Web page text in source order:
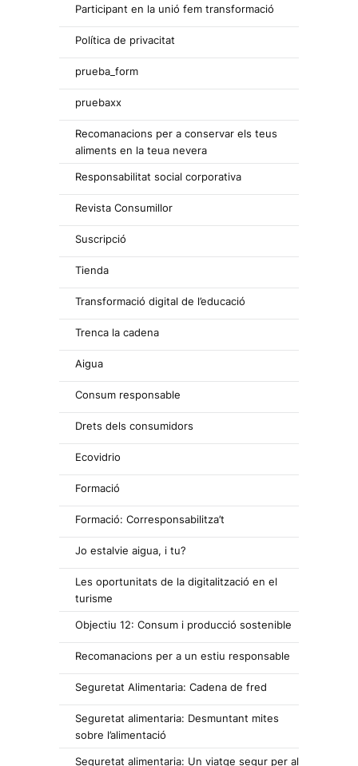
Participant en la unió fem transformació
Política de privacitat
prueba_form
pruebaxx
Recomanacions per a conservar els teus
aliments en la teua nevera
Responsabilitat social corporativa
Revista Consumillor
Suscripció
Tienda
Transformació digital de l’educació
Trenca la cadena
Aigua
Consum responsable
Drets dels consumidors
Ecovidrio
Formació
Formació: Corresponsabilitza’t
Jo estalvie aigua, i tu?
Les oportunitats de la digitalització en el
turisme
Objectiu 12: Consum i producció sostenible
Recomanacions per a un estiu responsable
Seguretat Alimentaria: Cadena de fred
Seguretat alimentaria: Desmuntant mites
sobre l’alimentació
Seguretat alimentaria: Un viatge segur per al